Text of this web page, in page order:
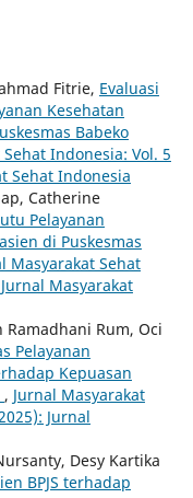
Fitrie, Evaluasi
Kesehatan
Babeko
Indonesia: Vol. 5
Sehat Indonesia
Catherine
Pelayanan
di Puskesmas
Masyarakat Sehat
Masyarakat
Rum, Oci
Pelayanan
Kepuasan
, Jurnal Masyarakat
Jurnal
Desy Kartika
BPJS terhadap